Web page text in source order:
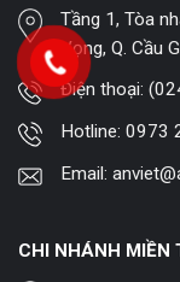
Tầng 1, Tòa
Vọng, Q. Cầu
Điện thoại:
Hotline:0973
Email:
CHI NHÁNH MIỀN